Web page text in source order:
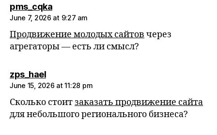
pms_cqkasays:
June 7, 2026 at 9:27 am
Продвижение молодых сайтов через
агрегаторы — есть ли смысл?
zps_haelsays:
June 15, 2026 at 11:28 pm
Сколько стоитзаказать продвижение сайта
для небольшого регионального бизнеса?